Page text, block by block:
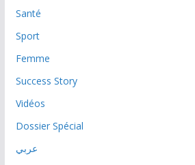
Santé
Sport
Femme
Success Story
Vidéos
Dossier Spécial
عربي